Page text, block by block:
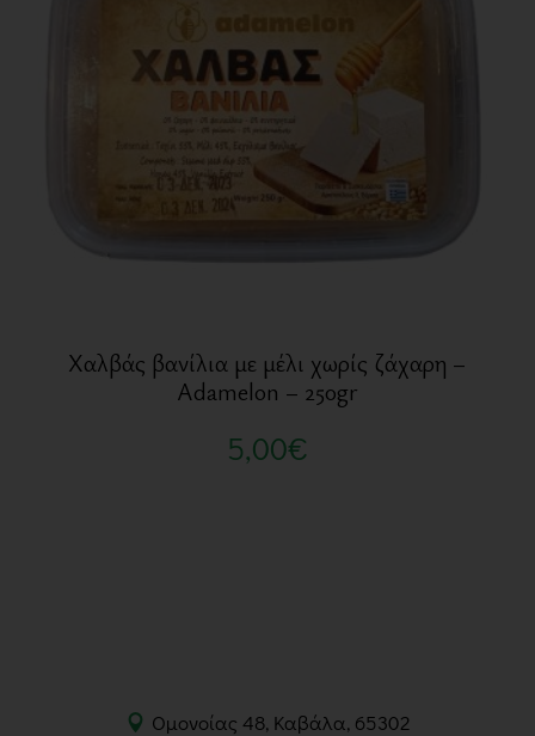
Χαλβάς βανίλια με μέλι χωρίς ζάχαρη –
Adamelon – 250gr
5,00€
Ομονοίας 48, Καβάλα, 65302